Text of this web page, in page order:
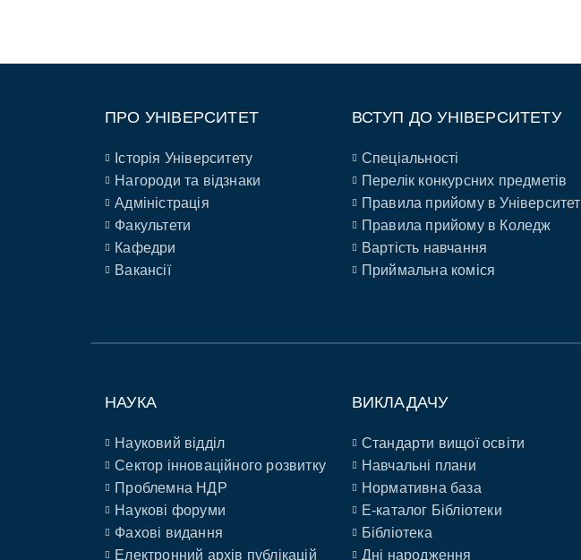
ПРО УНІВЕРСИТЕТ
Історія Університету
Нагороди та відзнаки
Адміністрація
Факультети
Кафедри
Вакансії
ВСТУП ДО УНІВЕРСИТЕТУ
Спеціальності
Перелік конкурсних предметів
Правила прийому в Університет
Правила прийому в Коледж
Вартість навчання
Приймальна коміся
НАУКА
Науковий відділ
Сектор інноваційного розвитку
Проблемна НДР
Наукові форуми
Фахові видання
Електронний архів публікацій
ВИКЛАДАЧУ
Стандарти вищої освіти
Навчальні плани
Нормативна база
E-каталог Бібліотеки
Бібліотека
Дні народження